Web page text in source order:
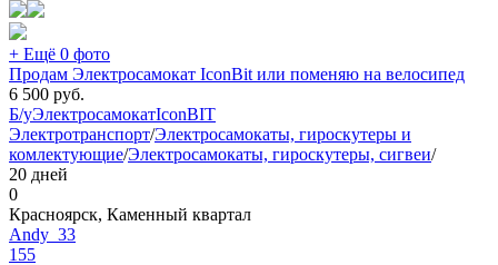
+ Ещё 0 фото
Продам Электросамокат IconBit или поменяю на велосипед
6 500 руб.
Б/уЭлектросамокатIconBIT
Электротранспорт/Электросамокаты, гироскутеры и
комлектующие/Электросамокаты, гироскутеры, сигвеи/
20 дней
0
Красноярск, Каменный квартал
Andy_33
155